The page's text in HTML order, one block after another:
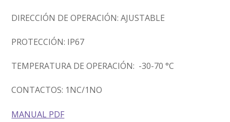
DIRECCIÓN DE OPERACIÓN: AJUSTABLE
PROTECCIÓN: IP67
TEMPERATURA DE OPERACIÓN: -30-70 °C
CONTACTOS: 1NC/1NO
MANUAL PDF